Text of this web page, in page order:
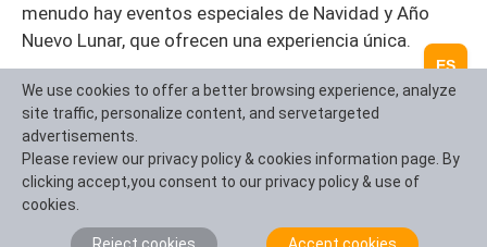
menudo hay eventos especiales de Navidad y Año
Nuevo Lunar, que ofrecen una experiencia única.
Opciones de alojamiento
- Dentro de la zona escénica (preferida elección,
perfecta para unas vacaciones relajantes):
1. Chimelong Hotel/Panda Hotel:
Experiencia: Disfrute de beneficios exclusivos para los
ES
We use cookies to offer a better browsing experience, analyze
site traffic, personalize content, and servetargeted
advertisements.
Please review our privacy policy & cookies information page. By
clicking accept,you consent to our privacy policy & use of
cookies.